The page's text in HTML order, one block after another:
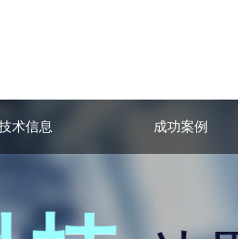
术信息 成功案例